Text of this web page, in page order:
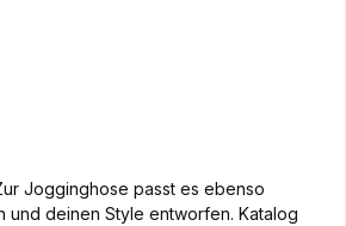
Jogginghose passt es ebenso
und deinen Style entworfen. Katalog